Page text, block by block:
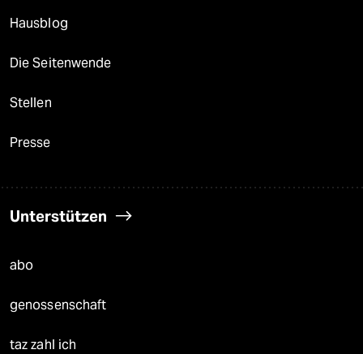
Hausblog
Die Seitenwende
Stellen
Presse
Unterstützen
abo
genossenschaft
taz zahl ich